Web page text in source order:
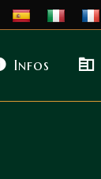
Infos